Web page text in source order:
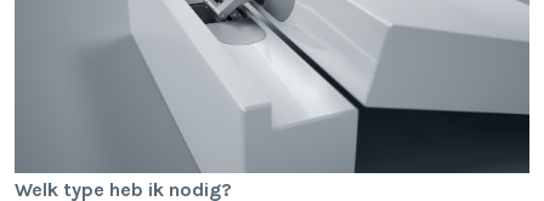
Welk type heb ik nodig?